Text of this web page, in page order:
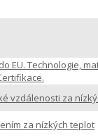
EU. Technologie,
vzdálenosti za
za nízkých teplot